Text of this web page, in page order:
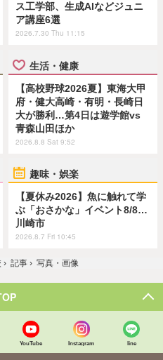
ス工学部、生成AIなどジュニ
ア講座6選
2026.7.30 Thu 11:15
生活・健康
【高校野球2026夏】東海大甲
府・健大高崎・有明・長崎日
大が勝利…第4日は遊学館vs
青森山田ほか
2026.8.8 Sat 9:52
趣味・娯楽
【夏休み2026】魚に触れて学
ぶ「おさかな」イベント8/8…
川崎市
2026.8.7 Fri 10:45
› 記事 › 写真・画像
YouTube Instagram line